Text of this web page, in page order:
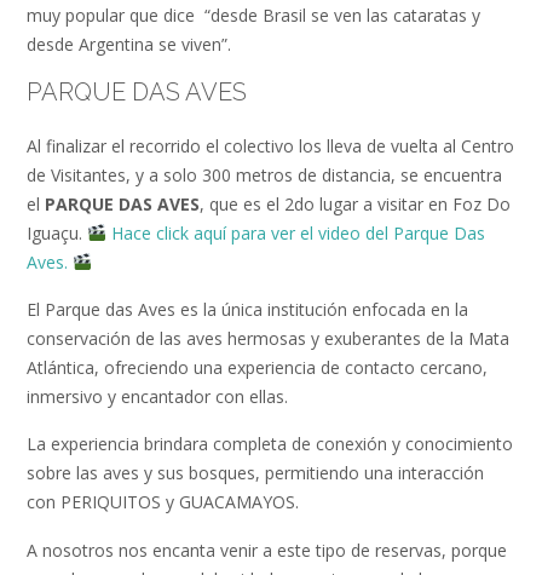
muy popular que dice “desde Brasil se ven las cataratas y
desde Argentina se viven”.
PARQUE DAS AVES
Al finalizar el recorrido el colectivo los lleva de vuelta al Centro
de Visitantes, y a solo 300 metros de distancia, se encuentra
el PARQUE DAS AVES, que es el 2do lugar a visitar en Foz Do
Iguaçu.
Hace click aquí para ver el video del Parque Das
Aves.
El Parque das Aves es la única institución enfocada en la
conservación de las aves hermosas y exuberantes de la Mata
Atlántica, ofreciendo una experiencia de contacto cercano,
inmersivo y encantador con ellas.
La experiencia brindara completa de conexión y conocimiento
sobre las aves y sus bosques, permitiendo una interacción
con PERIQUITOS y GUACAMAYOS.
A nosotros nos encanta venir a este tipo de reservas, porque